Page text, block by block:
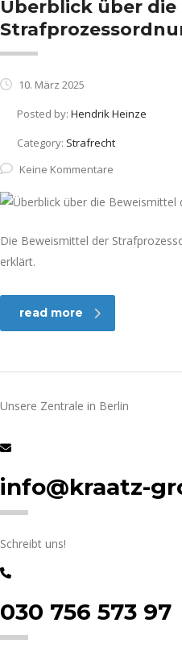
Überblick über
10. März 2025
Posted by: Hendrik Heinze
Category: Strafrecht
Keine Kommentare
Die Beweismittel der
erklärt.
read more
Unsere Zentrale in Berlin
info@kraatz-
Schreibt uns!
030 756 573 97